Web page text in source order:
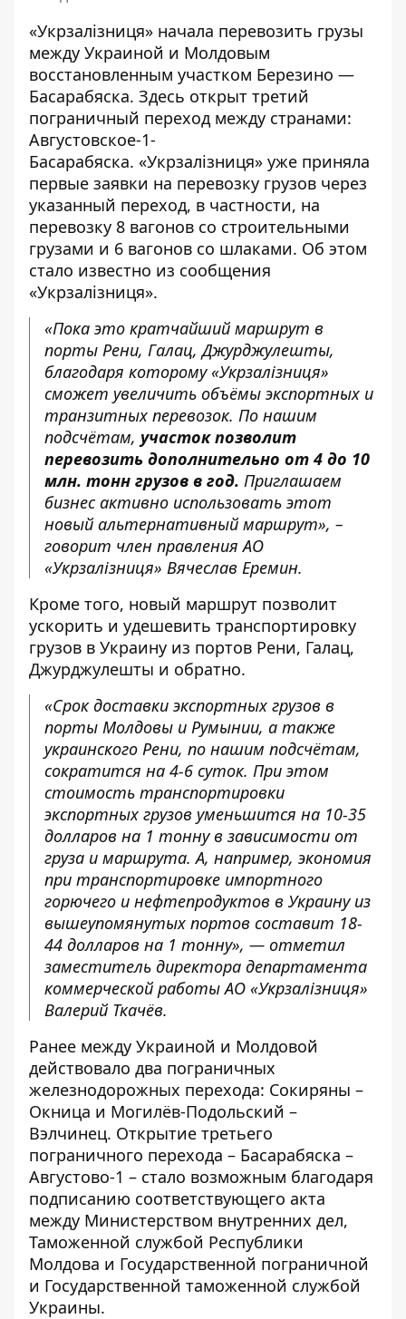
«Укрзалізниця» начала перевозить грузы
между Украиной и Молдовым
восстановленным участком Березино —
Басарабяска. Здесь открыт третий
пограничный переход между странами:
Августовское-1-
Басарабяска. «Укрзалізниця» уже приняла
первые заявки на перевозку грузов через
указанный переход, в частности, на
перевозку 8 вагонов со строительными
грузами и 6 вагонов со шлаками. Об этом
стало известно из сообщения
«Укрзалізниця».
«Пока это кратчайший маршрут в
порты Рени, Галац, Джурджулешты,
благодаря которому «Укрзалізниця»
сможет увеличить объёмы экспортных и
транзитных перевозок. По нашим
подсчётам, участок позволит
перевозить дополнительно от 4 до 10
млн. тонн грузов в год. Приглашаем
бизнес активно использовать этот
новый альтернативный маршрут», –
говорит член правления АО
«Укрзалізниця» Вячеслав Еремин.
Кроме того, новый маршрут позволит
ускорить и удешевить транспортировку
грузов в Украину из портов Рени, Галац,
Джурджулешты и обратно.
«Срок доставки экспортных грузов в
порты Молдовы и Румынии, а также
украинского Рени, по нашим подсчётам,
сократится на 4-6 суток. При этом
стоимость транспортировки
экспортных грузов уменьшится на 10-35
долларов на 1 тонну в зависимости от
груза и маршрута. А, например, экономия
при транспортировке импортного
горючего и нефтепродуктов в Украину из
вышеупомянутых портов составит 18-
44 долларов на 1 тонну», — отметил
заместитель директора департамента
коммерческой работы АО «Укрзалізниця»
Валерий Ткачёв.
Ранее между Украиной и Молдовой
действовало два пограничных
железнодорожных перехода: Сокиряны –
Окница и Могилёв-Подольский –
Вэлчинец. Открытие третьего
пограничного перехода – Басарабяска –
Августово-1 – стало возможным благодаря
подписанию соответствующего акта
между Министерством внутренних дел,
Таможенной службой Республики
Молдова и Государственной пограничной
и Государственной таможенной службой
Украины.